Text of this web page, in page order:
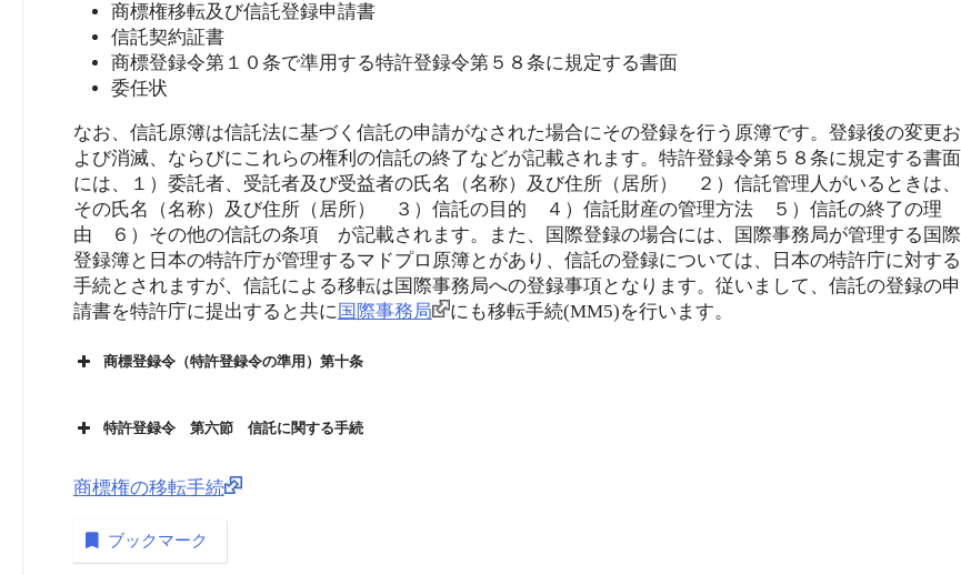
商標権移転及び信託登録申請書
信託契約証書
商標登録令第１０条で準用する特許登録令第５８条に規定する書面
委任状
なお、信託原簿は信託法に基づく信託の申請がなされた場合にその登録を行う原簿です。登録後の変更お
よび消滅、ならびにこれらの権利の信託の終了などが記載されます。特許登録令第５８条に規定する書面
には、１）委託者、受託者及び受益者の氏名（名称）及び住所（居所） ２）信託管理人がいるときは、
その氏名（名称）及び住所（居所） ３）信託の目的 ４）信託財産の管理方法 ５）信託の終了の理
由 ６）その他の信託の条項 が記載されます。また、国際登録の場合には、国際事務局が管理する国際
登録簿と日本の特許庁が管理するマドプロ原簿とがあり、信託の登録については、日本の特許庁に対する
手続とされますが、信託による移転は国際事務局への登録事項となります。従いまして、信託の登録の申
請書を特許庁に提出すると共に 国際事務局 にも移転手続(MM5)を行います。
商標登録令（特許登録令の準用）第十条
特許登録令 第六節 信託に関する手続
商標権の移転手続
ブックマーク